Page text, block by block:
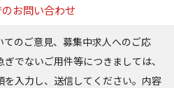
お問い合わせ
のご意見、募集中求人へのご応
でないご用件等につきましては、
入力し、送信してください。内容